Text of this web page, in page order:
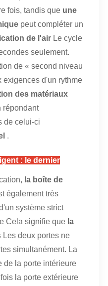
fois, tandis que une
peut compléter un
de l'air Le cycle
seulement.
de « second niveau
exigences d'un rythme
des matériaux
répondant
de celui-ci
.
: le dernier
la boîte de
également très
système strict
Cela signifie que la
Les deux portes ne
simultanément. La
de la porte intérieure
la porte extérieure